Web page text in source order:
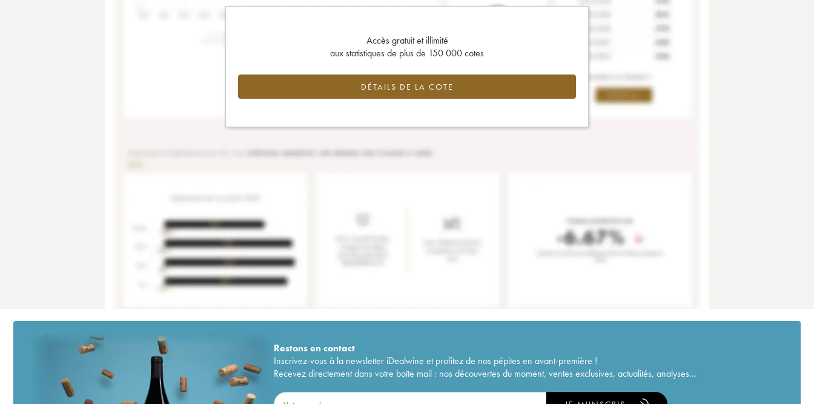
Accès gratuit et illimité
aux statistiques de plus de 150 000 cotes
DÉTAILS DE LA COTE
Restons encontact
Inscrivez-vous à la newsletter iDealwine et profitez de nos pépites en avant-première !
Recevez directement dans votre boîte mail : nos découvertes du moment, ventes exclusives, actualités, analyses...